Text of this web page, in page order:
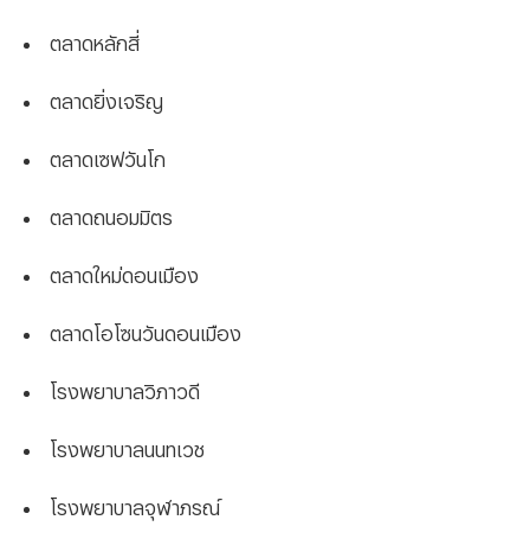
ตลาดหลักสี่
ตลาดยิ่งเจริญ
ตลาดเซฟวันโก
ตลาดถนอมมิตร
ตลาดใหม่ดอนเมือง
ตลาดโอโซนวันดอนเมือง
โรงพยาบาลวิภาวดี
โรงพยาบาลนนทเวช
โรงพยาบาลจุฬาภรณ์